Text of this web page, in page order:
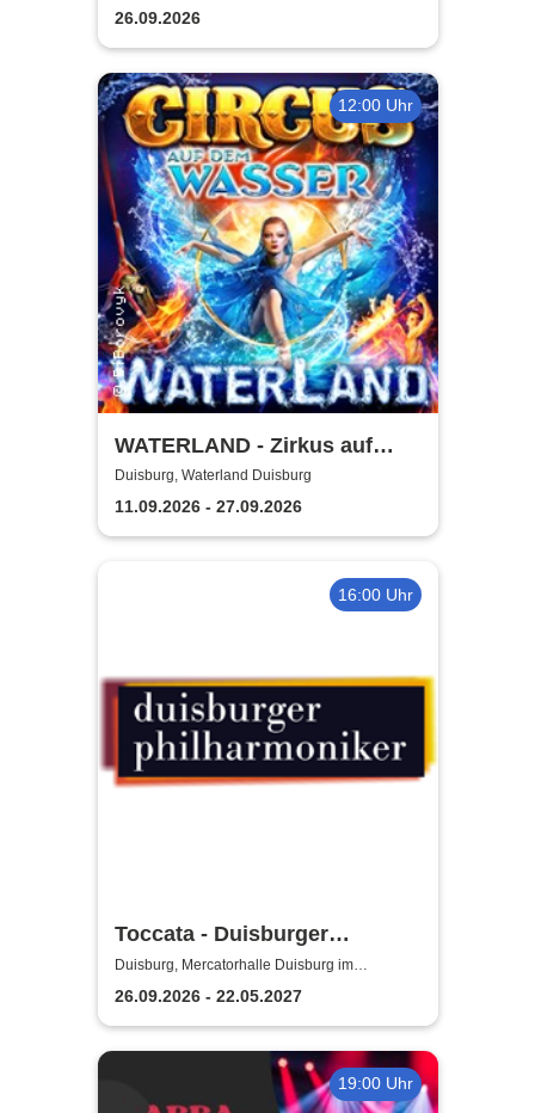
26.09.2026
12:00 Uhr
WATERLAND - Zirkus auf
dem Wasser | Duisburg
Duisburg, Waterland Duisburg
11.09.2026 - 27.09.2026
16:00 Uhr
Toccata - Duisburger
Philharmoniker
Duisburg, Mercatorhalle Duisburg im
CityPalais
26.09.2026 - 22.05.2027
19:00 Uhr